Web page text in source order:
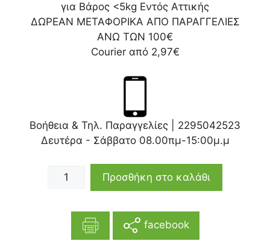
για Βάρος <5kg Εντός Αττικής
ΔΩΡΕΑΝ ΜΕΤΑΦΟΡΙΚΑ ΑΠΟ ΠΑΡΑΓΓΕΛΙΕΣ
ΑΝΩ ΤΩΝ 100€
Courier από 2,97€
Βοήθεια & Τηλ. Παραγγελίες | 2295042523
Δευτέρα - Σάββατο 08.00πμ-15:00μ.μ
Προσθήκη στο καλάθι
facebook